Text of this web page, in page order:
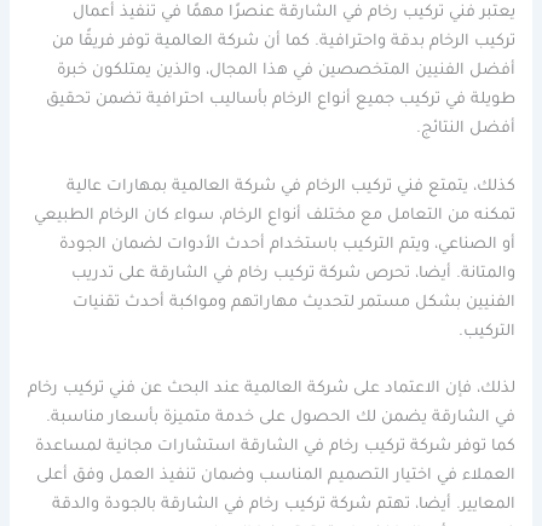
يعتبر فني تركيب رخام في الشارقة عنصرًا مهمًا في تنفيذ أعمال
تركيب الرخام بدقة واحترافية. كما أن شركة العالمية توفر فريقًا من
أفضل الفنيين المتخصصين في هذا المجال، والذين يمتلكون خبرة
طويلة في تركيب جميع أنواع الرخام بأساليب احترافية تضمن تحقيق
أفضل النتائج.
كذلك، يتمتع فني تركيب الرخام في شركة العالمية بمهارات عالية
تمكنه من التعامل مع مختلف أنواع الرخام، سواء كان الرخام الطبيعي
أو الصناعي، ويتم التركيب باستخدام أحدث الأدوات لضمان الجودة
والمتانة. أيضا، تحرص شركة تركيب رخام في الشارقة على تدريب
الفنيين بشكل مستمر لتحديث مهاراتهم ومواكبة أحدث تقنيات
التركيب.
لذلك، فإن الاعتماد على شركة العالمية عند البحث عن فني تركيب رخام
في الشارقة يضمن لك الحصول على خدمة متميزة بأسعار مناسبة.
كما توفر شركة تركيب رخام في الشارقة استشارات مجانية لمساعدة
العملاء في اختيار التصميم المناسب وضمان تنفيذ العمل وفق أعلى
المعايير. أيضا، تهتم شركة تركيب رخام في الشارقة بالجودة والدقة